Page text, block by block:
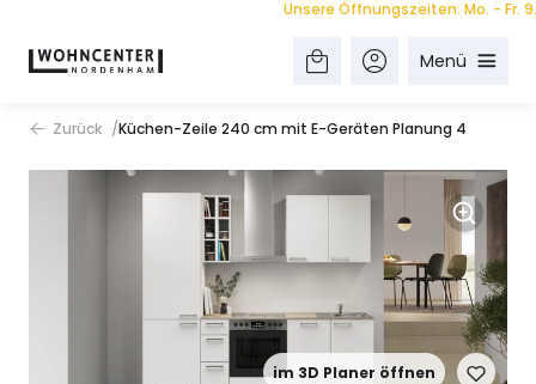
Unsere Öffnungszeiten: Mo. - Fr.
Menü
Zurück Küchen-Zeile 240 cm mit E-Geräten Planung 4
im 3D Planer öffnen